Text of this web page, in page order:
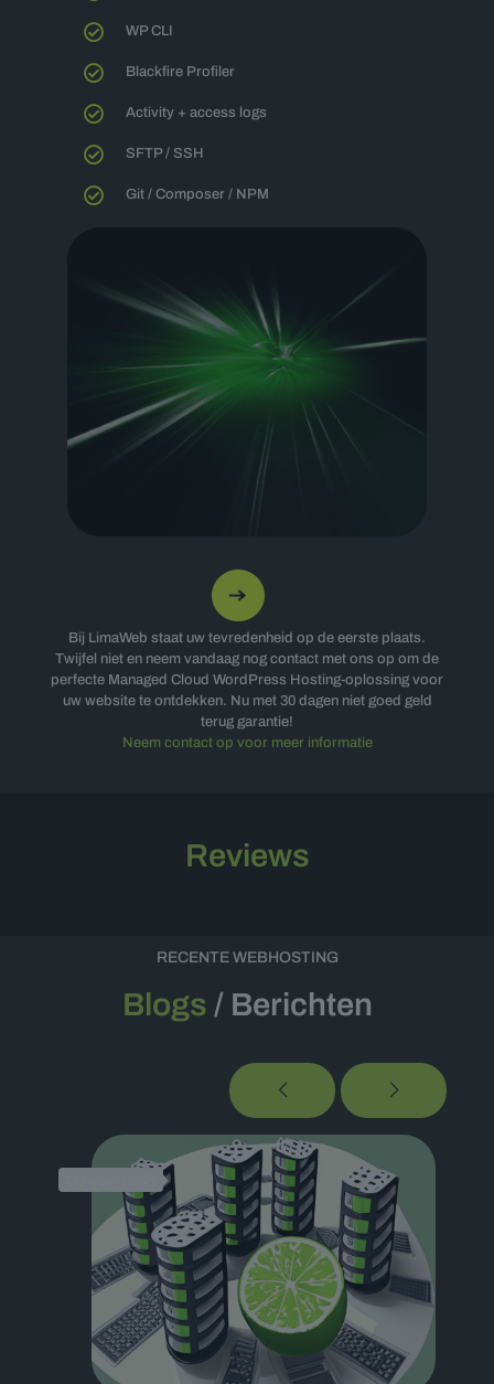
WP CLI
Blackfire Profiler
Activity + access logs
SFTP / SSH
Git / Composer / NPM
Bij LimaWeb staat uw tevredenheid op de eerste plaats.
Twijfel niet en neem vandaag nog contact met ons op om de
perfecte Managed Cloud WordPress Hosting-oplossing voor
uw website te ontdekken. Nu met 30 dagen niet goed geld
terug garantie!
Neem contact op voor meer informatie
Reviews
RECENTE WEBHOSTING
Blogs / Berichten